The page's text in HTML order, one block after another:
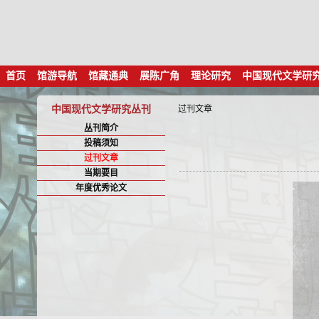
首页 馆游导航 馆藏通典 展陈广角 理论研究 中国现代文学研
中国现代文学研究丛刊
过刊文章
丛刊简介
投稿须知
过刊文章
当期要目
年度优秀论文